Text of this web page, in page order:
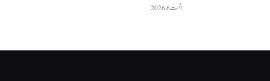
اگست 6, 2026